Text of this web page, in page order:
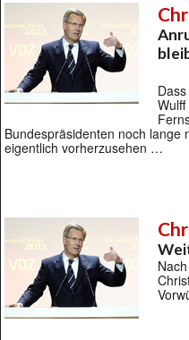
Bundespräsidenten noch lange
eigentlich vorherzusehen …